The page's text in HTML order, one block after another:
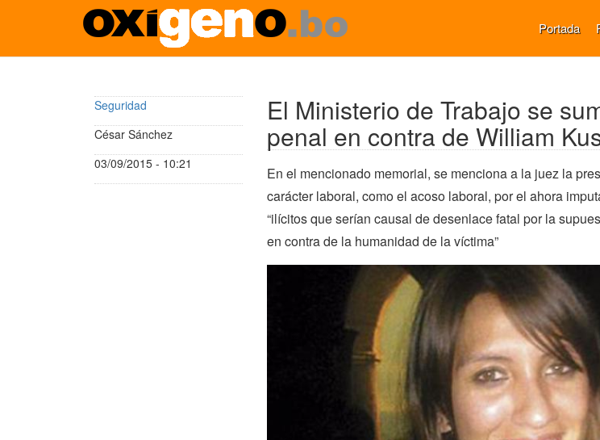
Pasar
Portada
Seguridad
César Sánchez
03/09/2015 - 10:21
El Ministerio de Trabajo se
penal en contra de William
En el mencionado memorial, se menciona a la juez la
carácter laboral, como el acoso laboral, por el ahora
“ilícitos que serían causal de desenlace fatal por la
en contra de la humanidad de la víctima”